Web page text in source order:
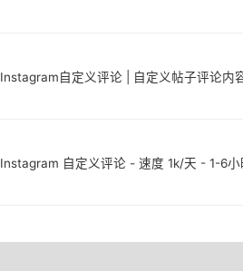
Instagram自定义评论 | 自定义帖子评论内
Instagram 自定义评论 - 速度 1k/天 - 1-6